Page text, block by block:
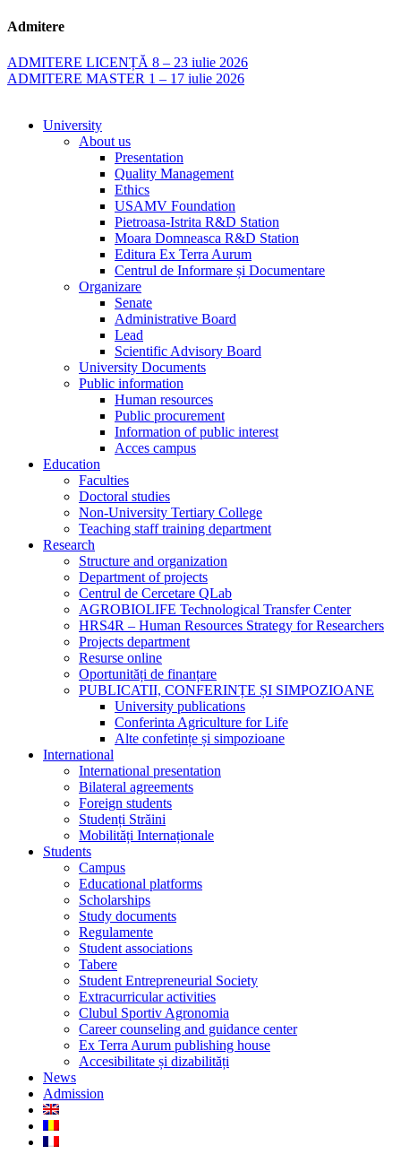
Admitere
ADMITERE LICENȚĂ 8 – 23 iulie 2026
ADMITERE MASTER 1 – 17 iulie 2026
University
About us
Presentation
Quality Management
Ethics
USAMV Foundation
Pietroasa-Istrita R&D Station
Moara Domneasca R&D Station
Editura Ex Terra Aurum
Centrul de Informare și Documentare
Organizare
Senate
Administrative Board
Lead
Scientific Advisory Board
University Documents
Public information
Human resources
Public procurement
Information of public interest
Acces campus
Education
Faculties
Doctoral studies
Non-University Tertiary College
Teaching staff training department
Research
Structure and organization
Department of projects
Centrul de Cercetare QLab
AGROBIOLIFE Technological Transfer Center
HRS4R – Human Resources Strategy for Researchers
Projects department
Resurse online
Oportunități de finanțare
PUBLICATII, CONFERINȚE ȘI SIMPOZIOANE
University publications
Conferinta Agriculture for Life
Alte confetințe și simpozioane
International
International presentation
Bilateral agreements
Foreign students
Studenți Străini
Mobilități Internaționale
Students
Campus
Educational platforms
Scholarships
Study documents
Regulamente
Student associations
Tabere
Student Entrepreneurial Society
Extracurricular activities
Clubul Sportiv Agronomia
Career counseling and guidance center
Ex Terra Aurum publishing house
Accesibilitate și dizabilități
News
Admission